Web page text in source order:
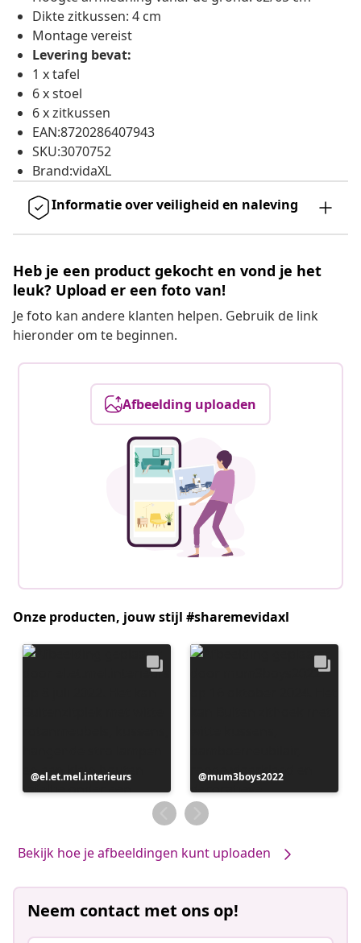
Dikte zitkussen: 4 cm
Montage vereist
Levering bevat:
1 x tafel
6 x stoel
6 x zitkussen
EAN:8720286407943
SKU:3070752
Brand:vidaXL
Informatie over veiligheid en naleving
Heb je een product gekocht en vond je het
leuk? Upload er een foto van!
Je foto kan andere klanten helpen. Gebruik de link
hieronder om te beginnen.
Afbeelding uploaden
Onze producten, jouw stijl #sharemevidaxl
Bericht
gepubliceerd
el.et.mel.interieurs
Bericht
gepubliceerd
door
mum3boys2022
Bekijk hoe je afbeeldingen kunt uploaden
Neem contact met ons op!